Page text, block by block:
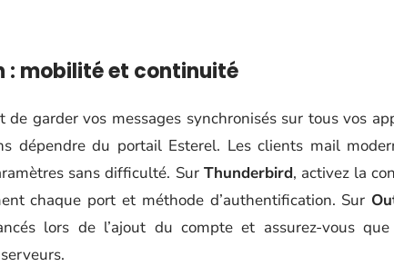
: mobilité et continuité
de garder vos messages synchronisés sur tous vos
dépendre du portail Esterel. Les clients mail
sans difficulté. Sur Thunderbird, activez la
chaque port et méthode d’authentification. Sur
lors de l’ajout du compte et assurez-vous